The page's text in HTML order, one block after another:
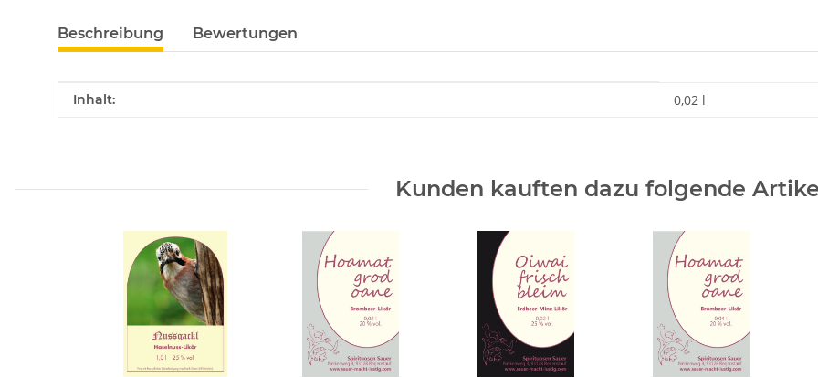
Beschreibung Bewertungen
Produkteigenschaft
Wert
Inhalt: 0,02 l
Kunden kauften dazu folgende